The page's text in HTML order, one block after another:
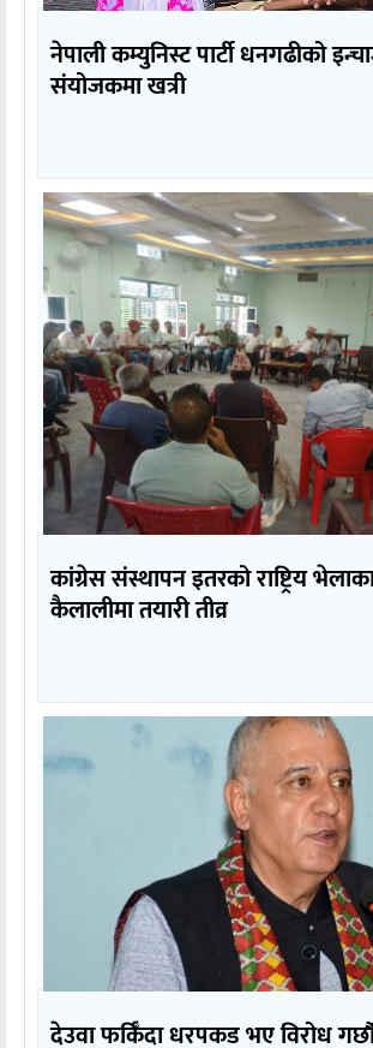
नेपाली कम्युनिस्ट पार्टी धनगढीको
संयोजकमा खत्री
कांग्रेस संस्थापन इतरको राष्ट्रिय
कैलालीमा तयारी तीव्र
देउवा फर्किँदा धरपकड भए विरोध